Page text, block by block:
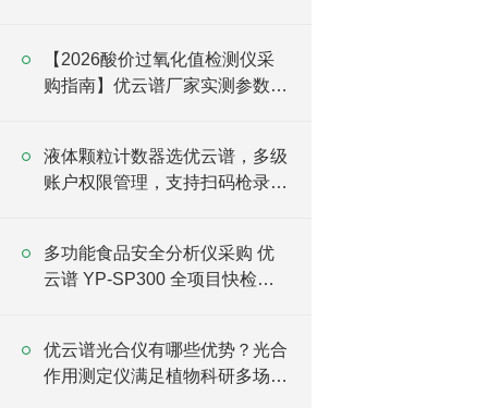
【2026酸价过氧化值检测仪采
购指南】优云谱厂家实测参数与
液体颗粒计数器选优云谱，多级
账户权限管理，支持扫码枪录
多功能食品安全分析仪采购 优
云谱 YP-SP300 全项目快检设
优云谱光合仪有哪些优势？光合
作用测定仪满足植物科研多场景